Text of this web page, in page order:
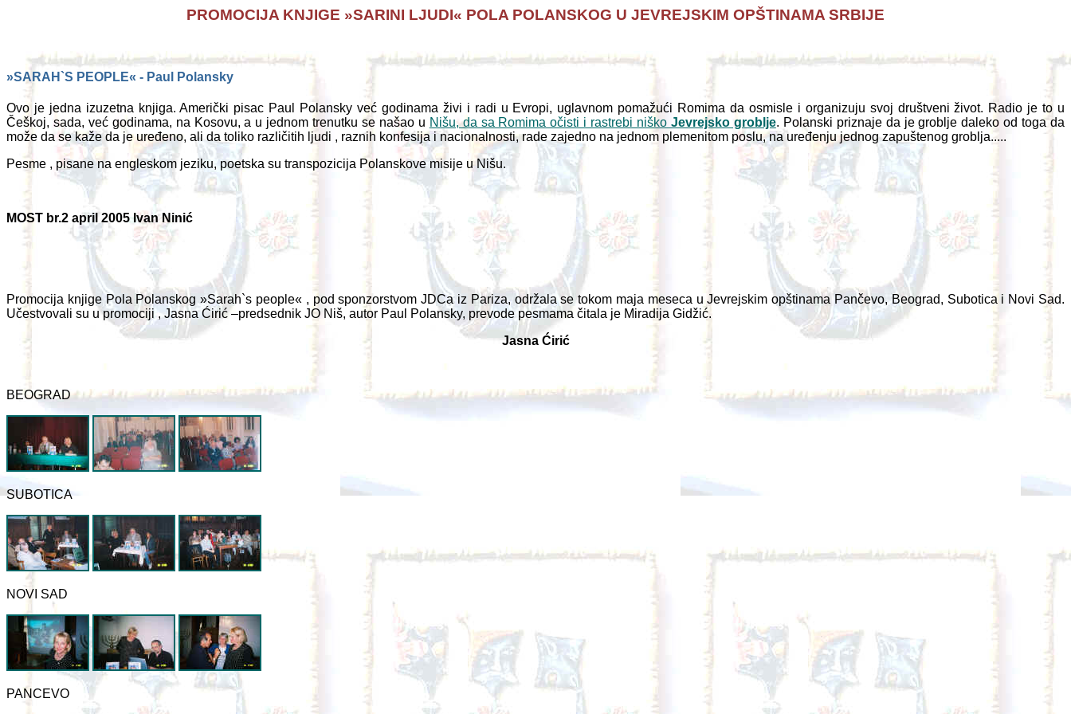
PROMOCIJA KNJIGE »SARINI LJUDI« POLA POLANSKOG U JEVREJSKIM OPŠTINAMA SRBIJE
»SARAH`S PEOPLE« - Paul Polansky
Ovo je jedna izuzetna knjiga. Američki pisac Paul Polansky već godinama živi i radi u Evropi, uglavnom pomažući Romima da osmisle i organizuju svoj društveni život. Radio je to u
Češkoj, sada, već godinama, na Kosovu, a u jednom trenutku se našao u Nišu, da sa Romima očisti i rastrebi niško Jevrejsko groblje. Polanski priznaje da je groblje daleko od toga da
može da se kaže da je uređeno, ali da toliko različitih ljudi , raznih konfesija i nacionalnosti, rade zajedno na jednom plemenitom poslu, na uređenju jednog zapuštenog groblja.....
Pesme , pisane na engleskom jeziku, poetska su transpozicija Polanskove misije u Nišu.
MOST br.2 april 2005 Ivan Ninić
Promocija knjige Pola Polanskog »Sarah`s people« , pod sponzorstvom JDCa iz Pariza, održala se tokom maja meseca u Jevrejskim opštinama Pančevo, Beograd, Subotica i Novi Sad.
Učestvovali su u promociji , Jasna Ćirić –predsednik JO Niš, autor Paul Polansky, prevode pesmama čitala je Miradija Gidžić.
Jasna Ćirić
BEOGRAD
SUBOTICA
NOVI SAD
PANCEVO